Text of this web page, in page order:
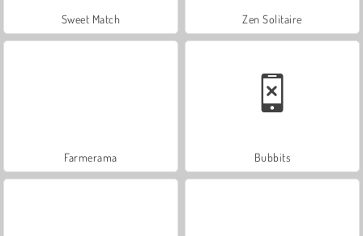
Sweet Match Zen Solitaire
Farmerama Bubbits